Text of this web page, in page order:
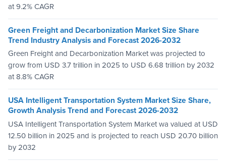
at 9.2% CAGR
Green Freight and Decarbonization Market Size Share
Trend Industry Analysis and Forecast 2026-2032
Green Freight and Decarbonization Market was projected to
grow from USD 3.7 trillion in 2025 to USD 6.68 trillion by 2032
at 8.8% CAGR
USA Intelligent Transportation System Market Size Share,
Growth Analysis Trend and Forecast 2026-2032
USA Intelligent Transportation System Market wa valued at USD
12.50 billion in 2025 and is projected to reach USD 20.70 billion
by 2032